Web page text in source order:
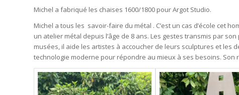
Michel a fabriqué les chaises 1600/1800 pour Argot Studio.
Michel a tous les savoir-faire du métal . C’est un cas d’école cet
un atelier métal depuis l’âge de 8 ans. Les gestes transmis par
musées, il aide les artistes à accoucher de leurs sculptures et les
technologie moderne pour répondre au mieux à ses besoins. Son